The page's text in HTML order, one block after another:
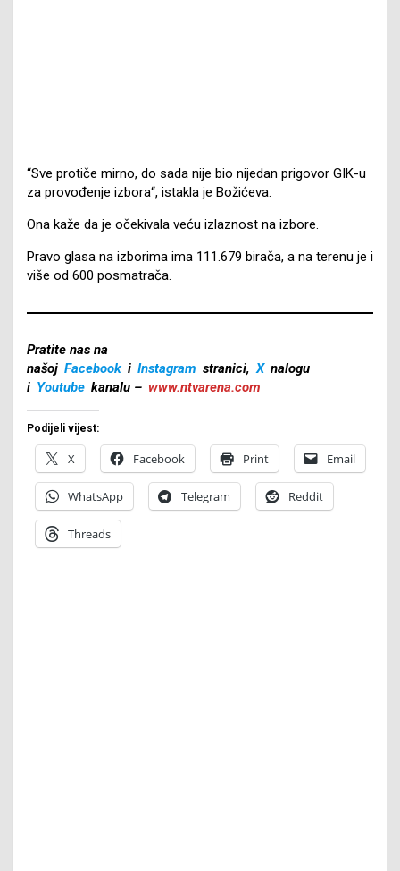
“Sve protiče mirno, do sada nije bio nijedan prigovor GIK-u
za provođenje izbora“, istakla je Božićeva.
Ona kaže da je očekivala veću izlaznost na izbore.
Pravo glasa na izborima ima 111.679 birača, a na terenu je i
više od 600 posmatrača.
Pratite nas na
našoj Facebook i Instagram stranici, X nalogu
i Youtube kanalu – www.ntvarena.com
Podijeli vijest:
X Facebook Print Email
WhatsApp Telegram Reddit
Threads